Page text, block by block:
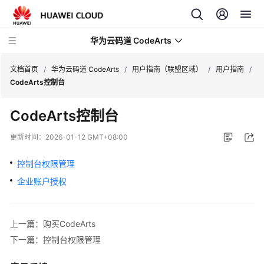
华为云码道 CodeArts
品
介
费
快
文档首页 / 华为云码道 CodeArts / 用户指南（联盟区域） / 用户指南 /
CodeArts控制台
CodeArts控制台
更新时间： 2026-01-12 GMT+08:00
控制台权限管理
企业账户授权
上一篇：购买CodeArts
下一篇：控制台权限管理